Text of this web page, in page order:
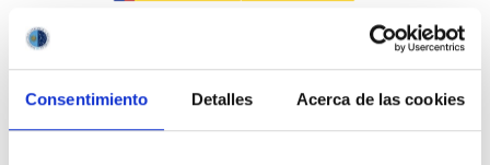
Consentimiento Detalles Acerca de las cookies